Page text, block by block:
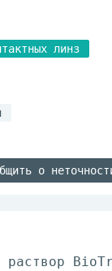
линз
о
раствор